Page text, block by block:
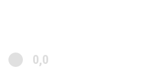
0,0